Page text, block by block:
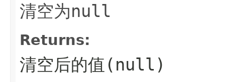
清空为null
Returns:
清空后的值(null)